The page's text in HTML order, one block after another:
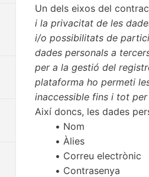
Un dels eixos del
i la privacitat de les
i/o possibilitats de
dades personals a
per a la gestió del
plataforma ho permeti
inaccessible fins i tot
Així doncs, les dades
Nom
Àlies
Correu electrònic
Contrasenya